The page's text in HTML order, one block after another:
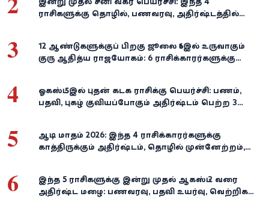
ராசிகளுக்கு தொழில், பணவரவு, அதிர்ஷ்டத்தில்
3
12 ஆண்டுகளுக்குப் பிறகு ஜூலை 16இல் உருவாகும்
குரு ஆதித்ய ராஜயோகம்: 6 ராசிக்காரர்களுக்கு
4
ஓகஸ்ட் 5இல் புதன் கடக ராசிக்கு பெயர்ச்சி: பணம்,
பதவி, புகழ் குவியப்போகும் அதிர்ஷ்டம் பெற்ற 3
5
ஆடி மாதம் 2026: இந்த 4 ராசிக்காரர்களுக்கு
காத்திருக்கும் அதிர்ஷ்டம், தொழில் முன்னேற்றம்,
6
இந்த 5 ராசிகளுக்கு இன்று முதல் ஆகஸ்ட் 2 வரை
அதிர்ஷ்ட மழை: பணவரவு, பதவி உயர்வு, வெற்றிகள்